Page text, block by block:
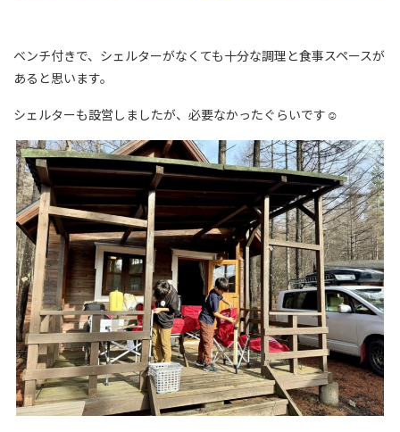
ベンチ付きで、シェルターがなくても十分な調理と食事スペースが
あると思います。
シェルターも設営しましたが、必要なかったぐらいです☺